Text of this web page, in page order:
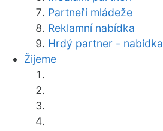
Partneři mládeže
Reklamní nabídka
Hrdý partner - nabídka
Žijeme